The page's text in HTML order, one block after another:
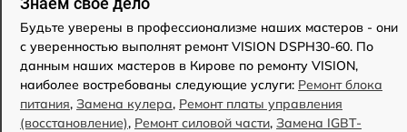
Будьте уверены в профессионализме наших мастеров - они
с уверенностью выполнят ремонт VISION DSPH30-60. По
данным наших мастеров в Кирове по ремонту VISION,
наиболее востребованы следующие услуги: Ремонт блока
питания, Замена кулера, Ремонт платы управления
(восстановление), Ремонт силовой части, Замена IGBT-